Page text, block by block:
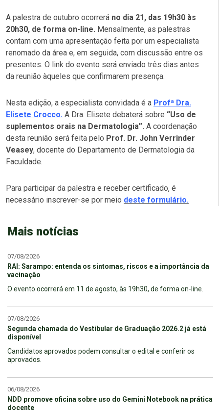
A palestra de outubro ocorrerá no dia 21, das 19h30 às
20h30, de forma on-line. Mensalmente, as palestras
contam com uma apresentação feita por um especialista
renomado da área e, em seguida, com discussão entre os
presentes. O link do evento será enviado três dias antes
da reunião àqueles que confirmarem presença.
Nesta edição, a especialista convidada é a Profª Dra.
Elisete Crocco. A Dra. Elisete debaterá sobre “Uso de
suplementos orais na Dermatologia”. A coordenação
desta reunião será feita pelo Prof. Dr. John Verrinder
Veasey, docente do Departamento de Dermatologia da
Faculdade.
Para participar da palestra e receber certificado, é
necessário inscrever-se por meio deste formulário.
Mais notícias
07/08/2026
RAI: Sarampo: entenda os sintomas, riscos e a importância da
vacinação
O evento ocorrerá em 11 de agosto, às 19h30, de forma on-line.
07/08/2026
Segunda chamada do Vestibular de Graduação 2026.2 já está
disponível
Candidatos aprovados podem consultar o edital e conferir os
aprovados.
06/08/2026
NDD promove oficina sobre uso do Gemini Notebook na prática
docente